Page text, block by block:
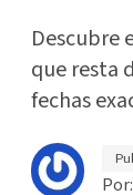
Descubre
que resta
fechas
Por: